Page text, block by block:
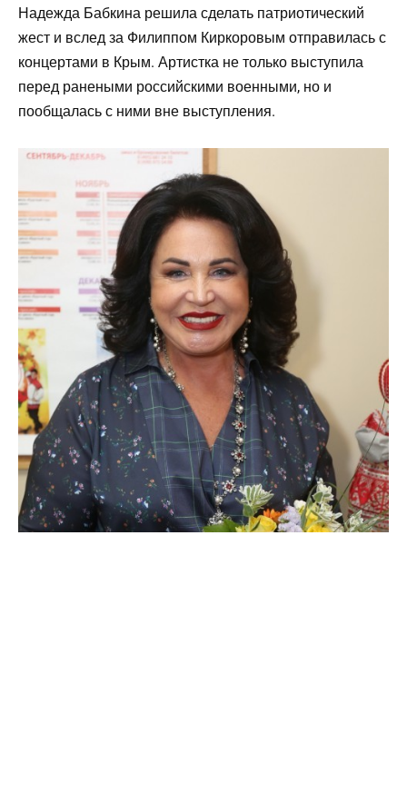
Надежда Бабкина решила сделать патриотический
жест и вслед за Филиппом Киркоровым отправилась с
концертами в Крым. Артистка не только выступила
перед ранеными российскими военными, но и
пообщалась с ними вне выступления.